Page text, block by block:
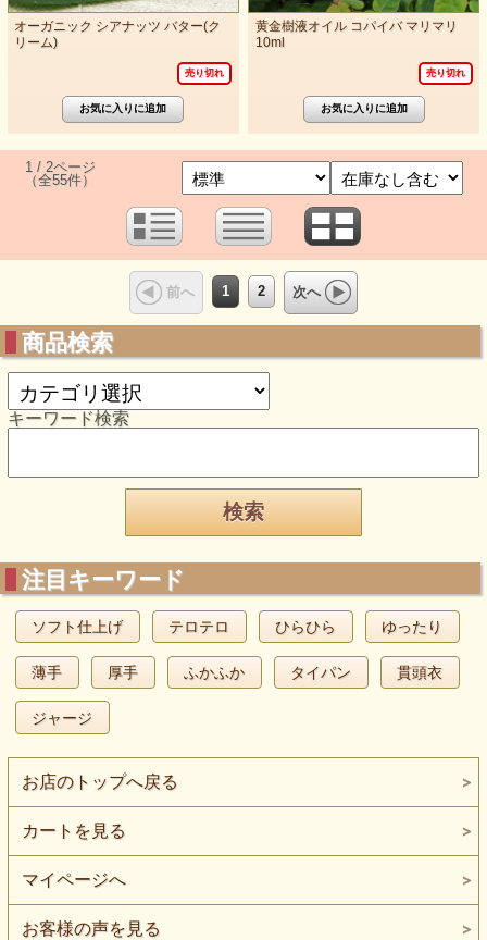
オーガニック シアナッツ バター(ク
リーム)
売り切れ
黄金樹液オイル コパイバ マリマリ
10ml
売り切れ
1 / 2ページ
（全55件）
前へ 1 2 次へ
商品検索
キーワード検索
注目キーワード
ソフト仕上げ テロテロ ひらひら ゆったり
薄手 厚手 ふかふか タイパン 貫頭衣
ジャージ
お店のトップへ戻る
カートを見る
マイページへ
お客様の声を見る